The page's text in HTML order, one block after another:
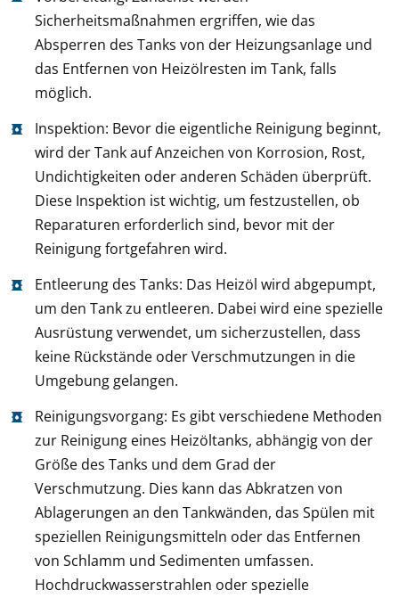
Sicherheitsmaßnahmen ergriffen, wie das
Absperren des Tanks von der Heizungsanlage und
das Entfernen von Heizölresten im Tank, falls
möglich.
Inspektion: Bevor die eigentliche Reinigung beginnt,
wird der Tank auf Anzeichen von Korrosion, Rost,
Undichtigkeiten oder anderen Schäden überprüft.
Diese Inspektion ist wichtig, um festzustellen, ob
Reparaturen erforderlich sind, bevor mit der
Reinigung fortgefahren wird.
Entleerung des Tanks: Das Heizöl wird abgepumpt,
um den Tank zu entleeren. Dabei wird eine spezielle
Ausrüstung verwendet, um sicherzustellen, dass
keine Rückstände oder Verschmutzungen in die
Umgebung gelangen.
Reinigungsvorgang: Es gibt verschiedene Methoden
zur Reinigung eines Heizöltanks, abhängig von der
Größe des Tanks und dem Grad der
Verschmutzung. Dies kann das Abkratzen von
Ablagerungen an den Tankwänden, das Spülen mit
speziellen Reinigungsmitteln oder das Entfernen
von Schlamm und Sedimenten umfassen.
Hochdruckwasserstrahlen oder spezielle